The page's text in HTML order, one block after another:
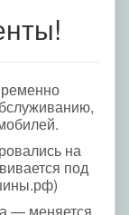
на
под